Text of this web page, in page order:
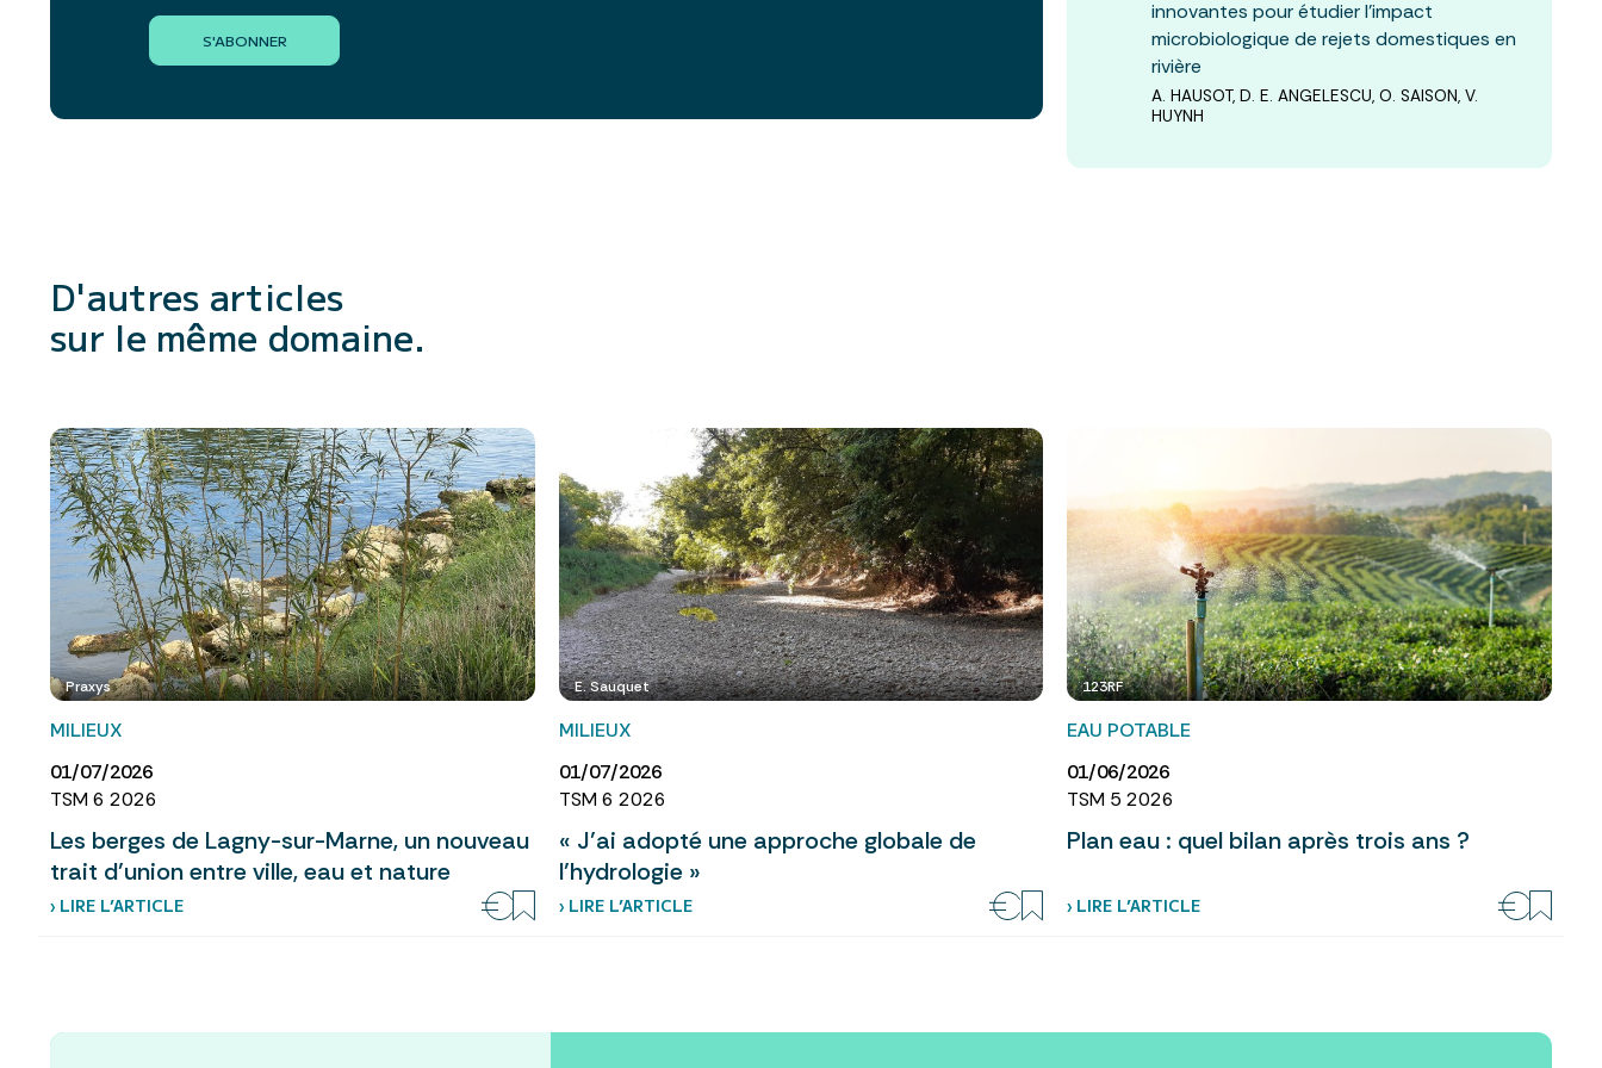
S'ABONNER
innovantes pour étudier l’impact
microbiologique de rejets domestiques en
rivière
A. HAUSOT, D. E. ANGELESCU, O. SAISON, V.
HUYNH
D'autres articles
sur le même domaine.
Praxys
MILIEUX
01/07/2026
TSM 6 2026
Les berges de Lagny-sur-Marne, un nouveau
trait d’union entre ville, eau et nature
› LIRE L’ARTICLE
E. Sauquet
MILIEUX
01/07/2026
TSM 6 2026
« J’ai adopté une approche globale de
l’hydrologie »
› LIRE L’ARTICLE
123RF
EAU POTABLE
01/06/2026
TSM 5 2026
Plan eau : quel bilan après trois ans ?
› LIRE L’ARTICLE